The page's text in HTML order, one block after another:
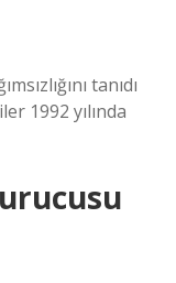
tanıdı
1992 yılında